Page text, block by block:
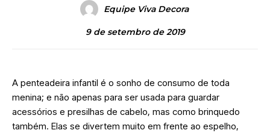
Equipe Viva Decora
9 de setembro de 2019
A penteadeira infantil é o sonho de consumo de toda
menina; e não apenas para ser usada para guardar
acessórios e presilhas de cabelo, mas como brinquedo
também. Elas se divertem muito em frente ao espelho,